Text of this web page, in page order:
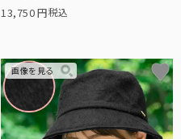
13,750 税込